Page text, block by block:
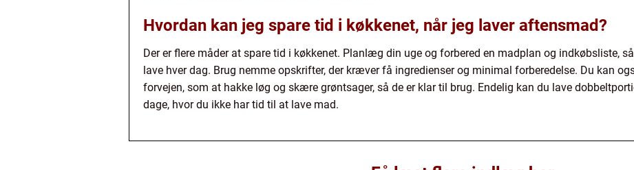
Hvordan kan jeg spare tid i køkkenet, når jeg laver aftensmad?
Der er flere måder at spare tid i køkkenet. Planlæg din uge og forbered en madplan og indkøbsliste,
lave hver dag. Brug nemme opskrifter, der kræver få ingredienser og minimal forberedelse. Du kan
forvejen, som at hakke løg og skære grøntsager, så de er klar til brug. Endelig kan du lave
dage, hvor du ikke har tid til at lave mad.